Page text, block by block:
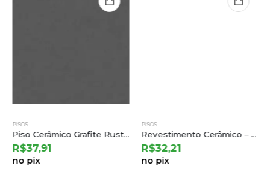
PISOS
Piso Cerâmico Grafite Rustico Ret 75,5×75,5 a Cedasa
R$37,91
no pix
PISOS
Revestimento Cerâmico – Patmos Gray 68×68 | Cejatel
R$32,21
no pix